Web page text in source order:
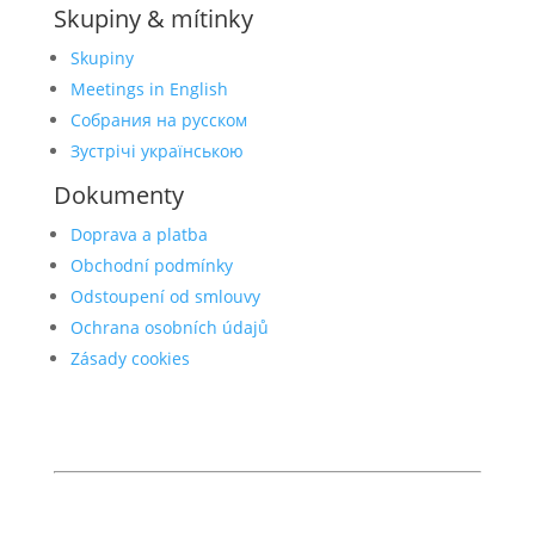
Skupiny & mítinky
Skupiny
Meetings in English
Собрания на русском
Зустрічі українською
Dokumenty
Doprava a platba
Obchodní podmínky
Odstoupení od smlouvy
Ochrana osobních údajů
Zásady cookies